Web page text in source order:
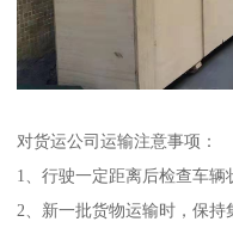
对货运公司运输注意事项：
1、行驶一定距离后检查车辆
2、新一批货物运输时，保持